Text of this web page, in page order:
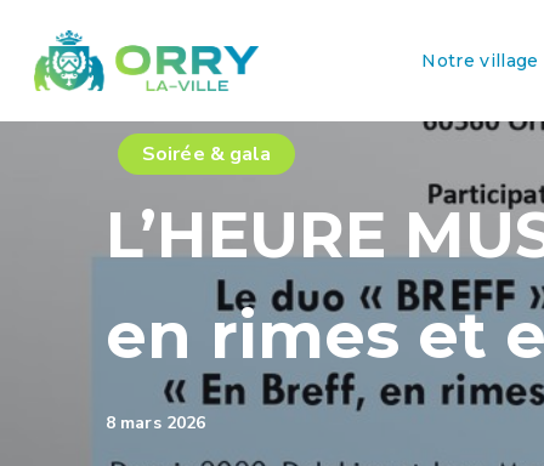
Notre village
Soirée & gala
L’HEURE
en rimes et
8 mars 2026